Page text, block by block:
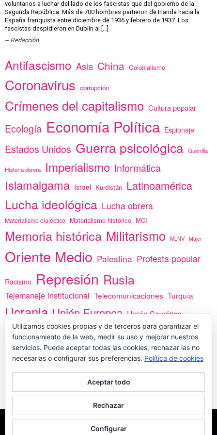
voluntarios a luchar del lado de los fascistas que del gobierno de la
Segunda República. Más de 700 hombres partieron de Irlanda hacia la
España franquista entre diciembre de 1936 y febrero de 1937. Los
fascistas despidieron en Dublín al […]
Redacción
Antifascismo Asia China Colonialismo
Coronavirus corrupción
Crímenes del capitalismo Cultura popular
Ecología Economía Política Espionaje
Estados Unidos Guerra psicológica Guerrilla
Historia obrera Imperialismo Informática
Islamalgama Israel Kurdistán Latinoamérica
Lucha ideológica Lucha obrera
Materialismo dialéctico Materialismo histórico MCI
Memoria histórica Militarismo MLNV Mujer
Oriente Medio Palestina Protesta popular
Racismo Represión Rusia
Tejemaneje institucional Telecomunicaciones Turquía
Ucrania Unión Europea Unión Soviética
vacunas Yemen África
PREGÚNTANOS
Utilizamos cookies propias y de terceros para garantizar el
funcionamiento de la web, medir su uso y mejorar nuestros
servicios. Puede aceptar todas las cookies, rechazar las no
necesarias o configurar sus preferencias. Política de cookies
Aceptar todo
Rechazar
Configurar